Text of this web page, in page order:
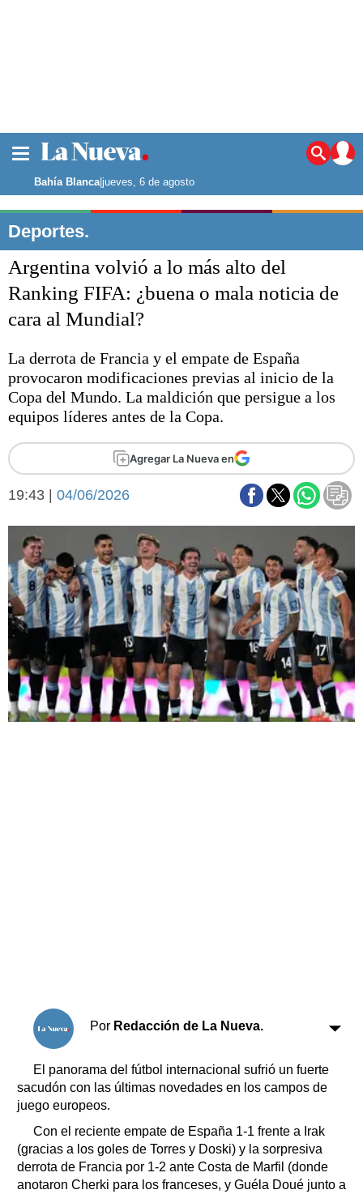
Noticias
La ciudad
Punta Alta
El mundo
Liga del Sur
Básquetbol
Fútbol
Federal A
Arte y cultura
Cines
Economía y campo
Economía y finanzas
Con el campo
Espacio empresas
Sociedad y tiempo
libre
Sociedad
Tecnología
Turismo
Salud
Es viral
El tiempo
Fúnebres
Clasificados
Bahía Blanca|jueves, 6 de agosto
Deportes.
Argentina volvió a lo más alto del
Ranking FIFA: ¿buena o mala noticia de
cara al Mundial?
La derrota de Francia y el empate de España
provocaron modificaciones previas al inicio de la
Copa del Mundo. La maldición que persigue a los
equipos líderes antes de la Copa.
Agregar La Nueva en
19:43 | 04/06/2026
Por Redacción de La Nueva.
El panorama del fútbol internacional sufrió un fuerte
sacudón con las últimas novedades en los campos de
juego europeos.
Con el reciente empate de España 1-1 frente a Irak
(gracias a los goles de Torres y Doski) y la sorpresiva
derrota de Francia por 1-2 ante Costa de Marfil (donde
anotaron Cherki para los franceses, y Guéla Doué junto a